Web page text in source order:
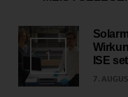
1
ISE
7.